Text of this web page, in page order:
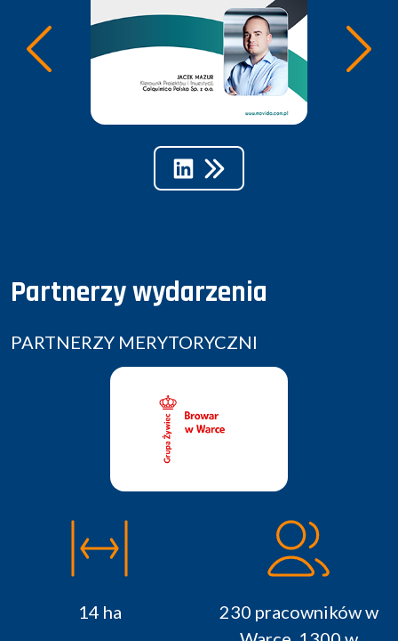
Partnerzy wydarzenia
PARTNERZY MERYTORYCZNI
14 ha
230 pracowników w